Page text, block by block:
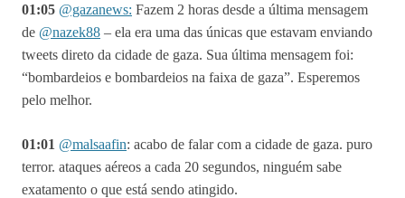
01:05 @gazanews: Fazem 2 horas desde a última mensagem
de @nazek88 – ela era uma das únicas que estavam enviando
tweets direto da cidade de gaza. Sua última mensagem foi:
“bombardeios e bombardeios na faixa de gaza”. Esperemos
pelo melhor.
01:01 @malsaafin: acabo de falar com a cidade de gaza. puro
terror. ataques aéreos a cada 20 segundos, ninguém sabe
exatamento o que está sendo atingido.